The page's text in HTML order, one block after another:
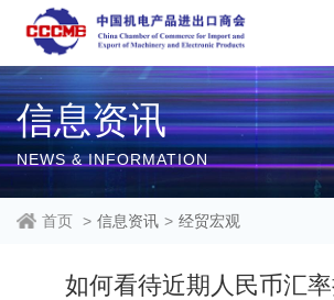
信息资讯
NEWS & INFORMATION
首页 > 信息资讯 > 经贸宏观
如何看待近期人民币汇